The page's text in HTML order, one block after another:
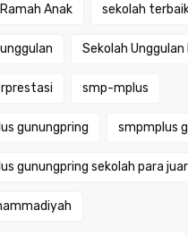
Anak sekolah
Sekolah Unggulan
smp-mplus
gunungpring smpmplus
gunungpring sekolah para